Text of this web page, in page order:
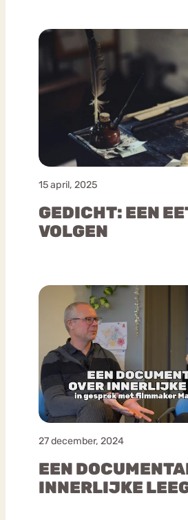
15 april, 2025
GEDICHT: EEN
VOLGEN
27 december, 2024
EEN
INNERLIJKE